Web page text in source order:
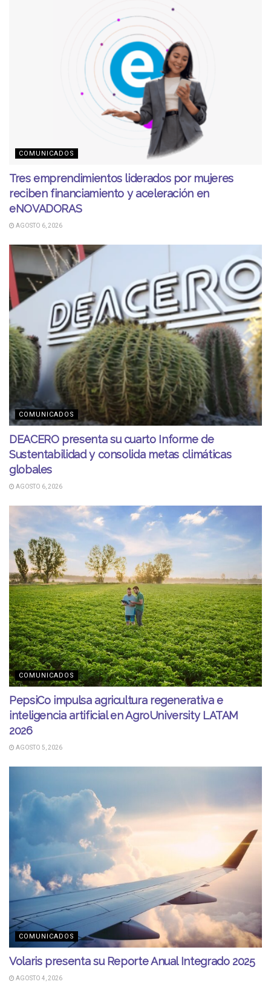
COMUNICADOS
Tres emprendimientos liderados por mujeres
reciben financiamiento y aceleración en
eNOVADORAS
AGOSTO 6, 2026
COMUNICADOS
DEACERO presenta su cuarto Informe de
Sustentabilidad y consolida metas climáticas
globales
AGOSTO 6, 2026
COMUNICADOS
PepsiCo impulsa agricultura regenerativa e
inteligencia artificial en AgroUniversity LATAM
2026
AGOSTO 5, 2026
COMUNICADOS
Volaris presenta su Reporte Anual Integrado 2025
AGOSTO 4, 2026